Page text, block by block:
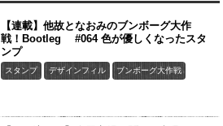
【連載】他故となおみのブンボーグ大作
戦！Bootleg #064 色が優しくなったスタ
ンプ
スタンプ デザインフィル ブンボーグ大作戦